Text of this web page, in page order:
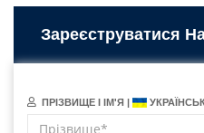
Зареєструватися
ПРІЗВИЩЕ І ІМ'Я |